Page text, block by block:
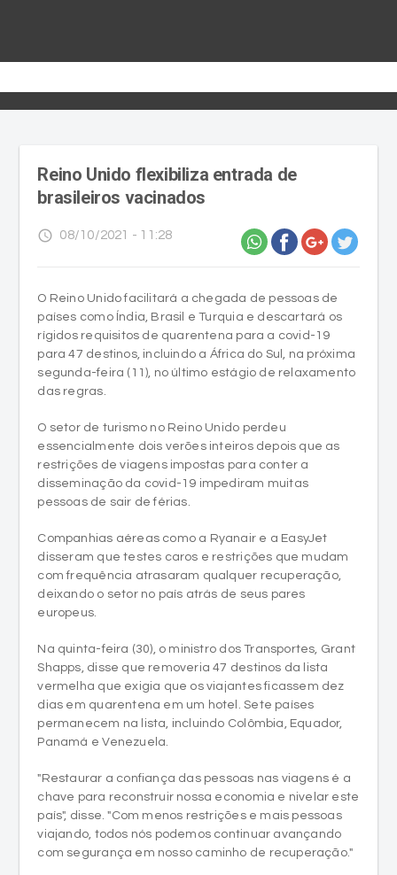
Reino Unido flexibiliza entrada de
brasileiros vacinados
access_time 08/10/2021 - 11:28
O Reino Unido facilitará a chegada de pessoas de
países como Índia, Brasil e Turquia e descartará os
rígidos requisitos de quarentena para a covid-19
para 47 destinos, incluindo a África do Sul, na próxima
segunda-feira (11), no último estágio de relaxamento
das regras.
O setor de turismo no Reino Unido perdeu
essencialmente dois verões inteiros depois que as
restrições de viagens impostas para conter a
disseminação da covid-19 impediram muitas
pessoas de sair de férias.
Companhias aéreas como a Ryanair e a EasyJet
disseram que testes caros e restrições que mudam
com frequência atrasaram qualquer recuperação,
deixando o setor no país atrás de seus pares
europeus.
Na quinta-feira (30), o ministro dos Transportes, Grant
Shapps, disse que removeria 47 destinos da lista
vermelha que exigia que os viajantes ficassem dez
dias em quarentena em um hotel. Sete países
permanecem na lista, incluindo Colômbia, Equador,
Panamá e Venezuela.
"Restaurar a confiança das pessoas nas viagens é a
chave para reconstruir nossa economia e nivelar este
país", disse. "Com menos restrições e mais pessoas
viajando, todos nós podemos continuar avançando
com segurança em nosso caminho de recuperação."